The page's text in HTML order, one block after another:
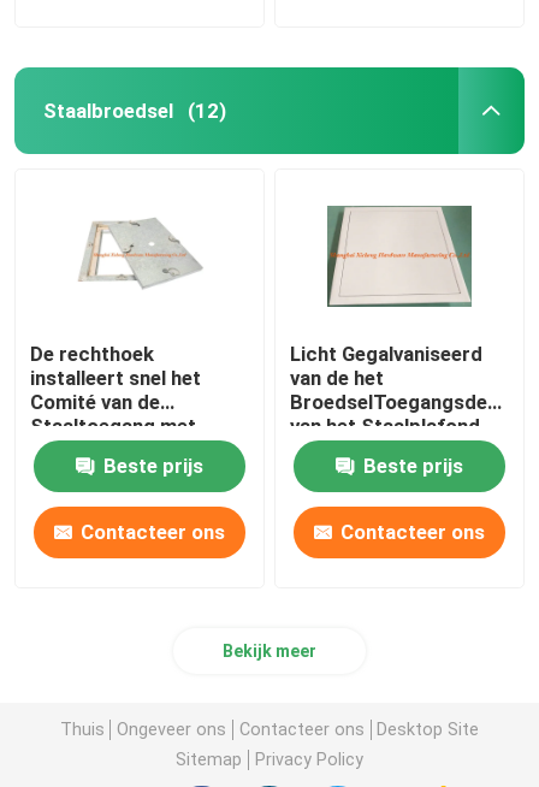
Staalbroedsel (12)
De rechthoek
installeert snel het
Comité van de
Staaltoegang met
Zwaar Broedsel Vier
Haken
Beste prijs
Contacteer ons
Licht Gegalvaniseerd
van de het
BroedselToegangsdeur
van het Staalplafond
Gelijk Kader xc-aps-
010
Beste prijs
Contacteer ons
Bekijk meer
Thuis Ongeveer ons Contacteer ons
Desktop Site
Sitemap
Privacy Policy